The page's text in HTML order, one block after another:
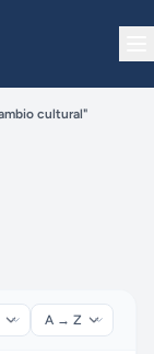
cultural"